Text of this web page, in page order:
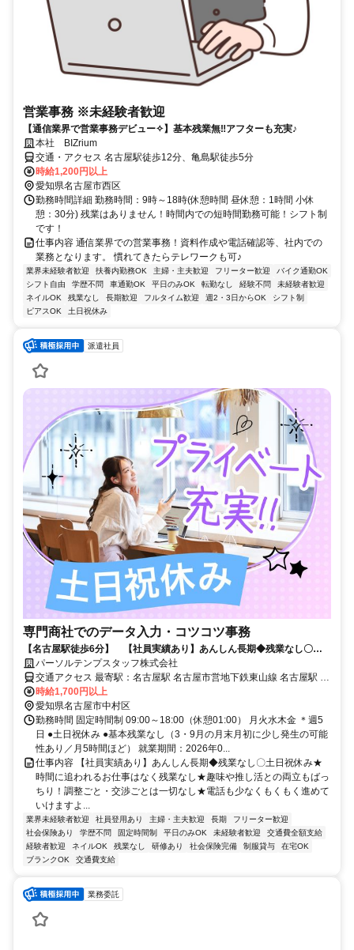
営業事務 ※未経験者歓迎
【通信業界で営業事務デビュー✧】基本残業無‼アフターも充実♪
本社 BIZrium
交通・アクセス 名古屋駅徒歩12分、亀島駅徒歩5分
時給1,200円以上
愛知県名古屋市西区
勤務時間詳細 勤務時間：9時～18時(休憩時間 昼休憩：1時間 小休
憩：30分) 残業はありません！時間内での短時間勤務可能！シフト制
です！
仕事内容 通信業界での営業事務！資料作成や電話確認等、社内での
業務となります。 慣れてきたらテレワークも可♪
業界未経験者歓迎 扶養内勤務OK 主婦・主夫歓迎 フリーター歓迎
バイク通勤OK
シフト自由
学歴不問 車通勤OK 平日のみOK 転勤なし 経験不問
未経験者歓迎
ネイルOK
残業なし 長期歓迎 フルタイム歓迎 週2・3日からOK
シフト制
ピアスOK
土日祝休み
派遣社員
専門商社でのデータ入力・コツコツ事務
【名古屋駅徒歩6分】 【社員実績あり】あんしん長期◆残業なし〇土
日祝休み！
パーソルテンプスタッフ株式会社
交通アクセス 最寄駅：名古屋駅 名古屋市営地下鉄東山線 名古屋駅 徒
歩6分 名鉄名古屋本線 名鉄名古屋駅 徒歩5分 ＜人気の名駅エリア★＞
JR・桜通線・近鉄・あおなみ線も便利♪
時給1,700円以上
愛知県名古屋市中村区
勤務時間 固定時間制 09:00～18:00（休憩01:00） 月火水木金 ＊週5
日 ●土日祝休み ●基本残業なし（3・9月の月末月初に少し発生の可能
性あり／月5時間ほど） 就業期間：2026年0...
仕事内容 【社員実績あり】あんしん長期◆残業なし〇土日祝休み★
時間に追われるお仕事はなく残業なし★趣味や推し活との両立もばっ
ちり！調整ごと・交渉ごとは一切なし★電話も少なくもくもく進めて
いけますよ...
業界未経験者歓迎 社員登用あり 主婦・主夫歓迎 長期
フリーター歓迎
社会保険あり
学歴不問 固定時間制 平日のみOK 未経験者歓迎
交通費全額支給
経験者歓迎
ネイルOK 残業なし 研修あり 社会保険完備 制服貸与
在宅OK
ブランクOK
交通費支給
業務委託